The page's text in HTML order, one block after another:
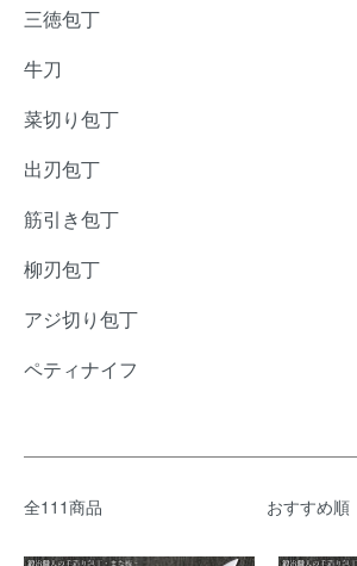
カテゴリー一覧
三徳包丁
牛刀
菜切り包丁
出刃包丁
筋引き包丁
柳刃包丁
アジ切り包丁
ペティナイフ
全111商品 おすすめ順